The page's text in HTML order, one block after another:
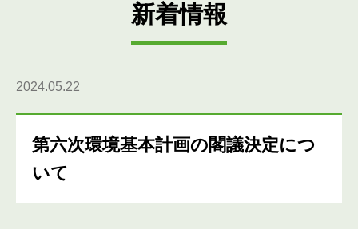
新着情報
2024.05.22
第六次環境基本計画の閣議決定につ
いて